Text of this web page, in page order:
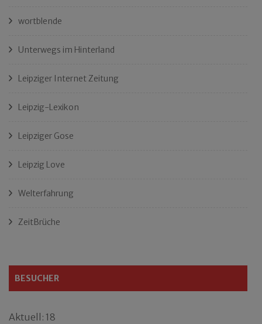
wortblende
Unterwegs im Hinterland
Leipziger Internet Zeitung
Leipzig-Lexikon
Leipziger Gose
Leipzig Love
Welterfahrung
ZeitBrüche
BESUCHER
Aktuell: 18